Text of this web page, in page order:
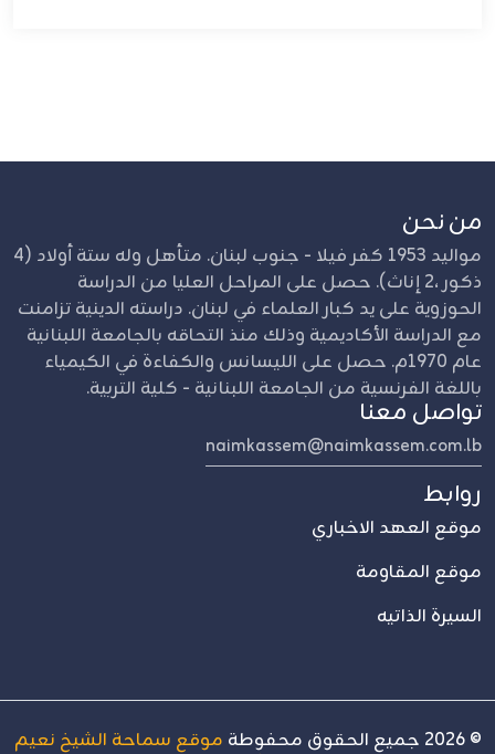
من نحن
مواليد 1953 كفر فيلا - جنوب لبنان. متأهل وله ستة أولاد (4
ذكور ،2 إناث). حصل على المراحل العليا من الدراسة
الحوزوية على يد كبار العلماء في لبنان. دراسته الدينية تزامنت
مع الدراسة الأكاديمية وذلك منذ التحاقه بالجامعة اللبنانية
عام 1970م. حصل على الليسانس والكفاءة في الكيمياء
باللغة الفرنسية من الجامعة اللبنانية - كلية التربية.
تواصل معنا
naimkassem@naimkassem.com.lb
روابط
موقع العهد الاخباري
موقع المقاومة
السيرة الذاتيه
©
2026 جميع الحقوق محفوطة موقع سماحة الشيخ نعيم